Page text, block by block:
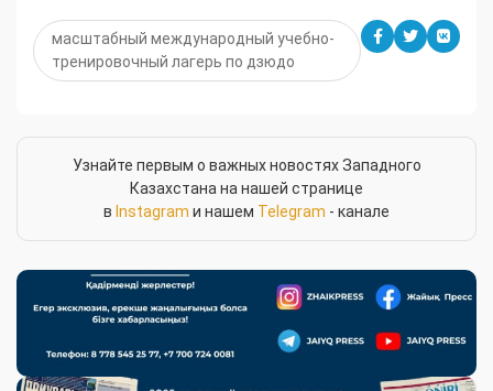
масштабный международный учебно-
тренировочный лагерь по дзюдо
Узнайте первым о важных новостях Западного
Казахстана на нашей странице
в Instagram и нашем Telegram - канале